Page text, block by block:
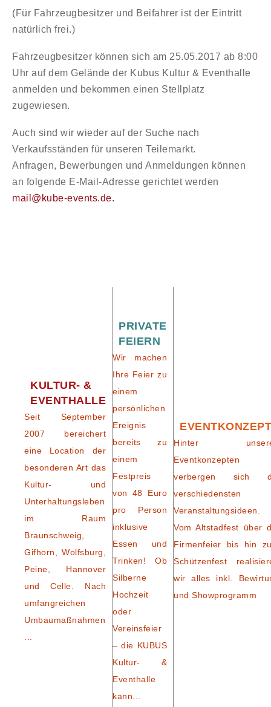
(Für Fahrzeugbesitzer und Beifahrer ist der Eintritt
natürlich frei.)
Fahrzeugbesitzer können sich am 25.05.2017 ab 8:00
Uhr auf dem Gelände der Kubus Kultur & Eventhalle
anmelden und bekommen einen Stellplatz
zugewiesen.
Auch sind wir wieder auf der Suche nach
Verkaufsständen für unseren Teilemarkt.
Anfragen, Bewerbungen und Anmeldungen können
an folgende E-Mail-Adresse gerichtet werden
mail@kube-events.de.
KULTUR- &
EVENTHALLE
Seit September
2007 bereichert
eine Location der
besonderen Art das
Kultur- und
Unterhaltungsleben
im Raum
Braunschweig,
Gifhorn, Wolfsburg,
Peine, Hannover
und Celle. Nach
umfangreichen
Umbaumaßnahmen
PRIVATE
FEIERN
Wir machen
Ihre Feier zu
einem
persönlichen
Ereignis
bereits zu
einem
Festpreis
von 48 Euro
pro Person
inklusive
Essen und
Trinken! Ob
Silberne
Hochzeit
oder
Vereinsfeier
– die KUBUS
Kultur- &
Eventhalle
kann...
Hinter
Eventkonzepten
verbergen sich
verschiedensten
Veranstaltungsideen.
Vom Altstadfest über
Firmenfeier bis hin
Schützenfest
wir alles inkl.
und Showprogramm